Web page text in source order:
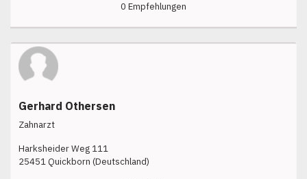
0 Empfehlungen
Gerhard Othersen
Zahnarzt
Harksheider Weg 111
25451 Quickborn (Deutschland)